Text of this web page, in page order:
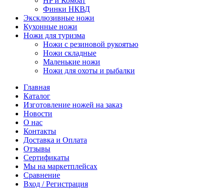
Финки НКВД
Эксклюзивные ножи
Кухонные ножи
Ножи для туризма
Ножи с резиновой рукоятью
Ножи складные
Маленькие ножи
Ножи для охоты и рыбалки
Главная
Каталог
Изготовление ножей на заказ
Новости
О нас
Контакты
Доставка и Оплата
Отзывы
Сертификаты
Мы на маркетплейсах
Сравнение
Вход / Регистрация